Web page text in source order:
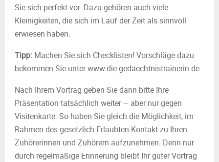
Sie sich perfekt vor. Dazu gehören auch viele
Kleinigkeiten, die sich im Lauf der Zeit als sinnvoll
erwiesen haben.
Tipp: Machen Sie sich Checklisten! Vorschläge dazu
bekommen Sie unter www.die-gedaechtnistrainerin.de .
Nach Ihrem Vortrag geben Sie dann bitte Ihre
Präsentation tatsächlich weiter – aber nur gegen
Visitenkarte. So haben Sie gleich die Möglichkeit, im
Rahmen des gesetzlich Erlaubten Kontakt zu Ihren
Zuhörerinnen und Zuhörern aufzunehmen. Denn nur
durch regelmäßige Erinnerung bleibt Ihr guter Vortrag